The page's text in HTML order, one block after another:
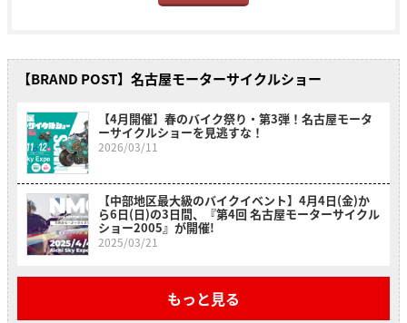
【BRAND POST】名古屋モーターサイクルショー
【4月開催】春のバイク祭り・第3弾！名古屋モータ
ーサイクルショーを見逃すな！
2026/03/11
【中部地区最大級のバイクイベント】4月4日(金)か
ら6日(日)の3日間、『第4回 名古屋モーターサイクル
ショー2005』が開催!
2025/03/21
もっと見る